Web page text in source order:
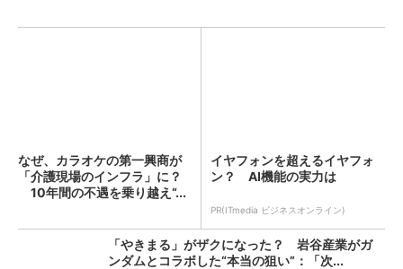
なぜ、カラオケの第一興商が
「介護現場のインフラ」に？
10年間の不遇を乗り越え“...
イヤフォンを超えるイヤフォ
ン？ AI機能の実力は
PR(ITmedia ビジネスオンライン)
「やきまる」がザクになった？ 岩谷産業がガ
ンダムとコラボした“本当の狙い”：「次...